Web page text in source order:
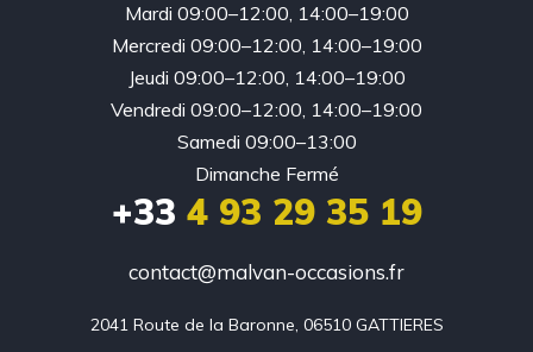
Mardi 09:00–12:00, 14:00–19:00
Mercredi 09:00–12:00, 14:00–19:00
Jeudi 09:00–12:00, 14:00–19:00
Vendredi 09:00–12:00, 14:00–19:00
Samedi 09:00–13:00
Dimanche Fermé
+33 4 93 29 35 19
contact@malvan-occasions.fr
2041 Route de la Baronne, 06510 GATTIERES